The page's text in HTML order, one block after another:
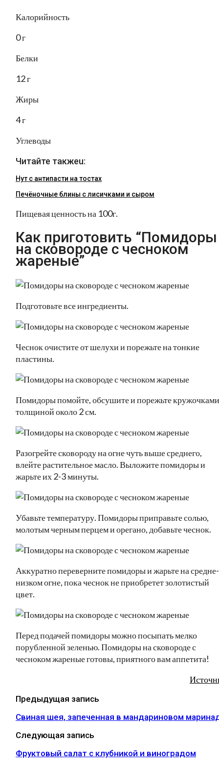
Калорийность
0 г
Белки
12 г
Жиры
4 г
Углеводы
Читайте такжеu:
Нут с антипасти на тостах
Печёночные блины с лисичками и сыром
Пищевая ценность на 100г.
Как приготовить “Помидоры
на сковороде с чесноком
жареные”
Подготовьте все ингредиенты.
Чеснок очистите от шелухи и порежьте на тонкие
пластины.
Помидоры помойте, обсушите и порежьте кружочками
толщиной около 2 см.
Разогрейте сковороду на огне чуть выше среднего,
влейте растительное масло. Выложите помидоры и
жарьте их 2-3 минуты.
Убавьте температуру. Помидоры приправьте солью,
молотым черным перцем и орегано, добавьте чеснок.
Аккуратно переверните помидоры и жарьте на средне-
низком огне, пока чеснок не приобретет золотистый
цвет.
Перед подачей помидоры можно посыпать мелко
порубленной зеленью. Помидоры на сковороде с
чесноком жареные готовы, приятного вам аппетита!
Предыдущая запись
Свиная шея, запеченная в мандариновом
Следующая запись
Фруктовый салат с клубникой и виноградом